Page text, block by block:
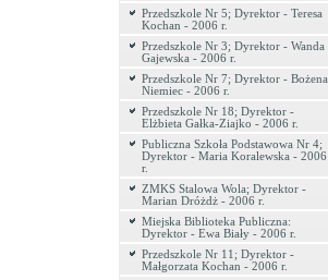
Przedszkole Nr 5; Dyrektor - Teresa
Kochan - 2006 r.
Przedszkole Nr 3; Dyrektor - Wanda
Gajewska - 2006 r.
Przedszkole Nr 7; Dyrektor - Bożena
Niemiec - 2006 r.
Przedszkole Nr 18; Dyrektor -
Elżbieta Gałka-Ziajko - 2006 r.
Publiczna Szkoła Podstawowa Nr 4;
Dyrektor - Maria Koralewska - 2006
r.
ZMKS Stalowa Wola; Dyrektor -
Marian Dróżdż - 2006 r.
Miejska Biblioteka Publiczna:
Dyrektor - Ewa Biały - 2006 r.
Przedszkole Nr 11; Dyrektor -
Małgorzata Kochan - 2006 r.